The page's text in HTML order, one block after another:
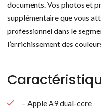
documents. Vos photos et
supplémentaire que vous
professionnel dans le
l’enrichissement des
– Apple A9 dual-core